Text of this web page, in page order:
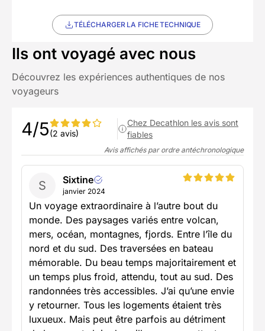
TÉLÉCHARGER LA FICHE TECHNIQUE
Ils ont voyagé avec nous
Découvrez les expériences authentiques de nos
voyageurs
4/5(2 avis)
Chez Decathlon les avis sont
fiables
Avis affichés par ordre antéchronologique
S Sixtine
janvier 2024
Un voyage extraordinaire à l’autre bout du
monde. Des paysages variés entre volcan,
mers, océan, montagnes, fjords. Entre l’île du
nord et du sud. Des traversées en bateau
mémorable. Du beau temps majoritairement et
un temps plus froid, attendu, tout au sud. Des
randonnées très accessibles. J’ai qu’une envie
y retourner. Tous les logements étaient très
luxueux. Mais peut être parfois au détriment